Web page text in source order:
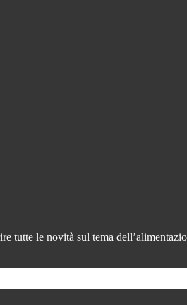
tutte le novità sul tema